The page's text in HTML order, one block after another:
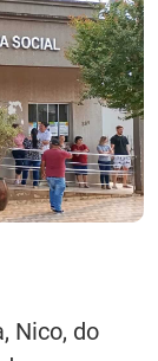
Nico, do